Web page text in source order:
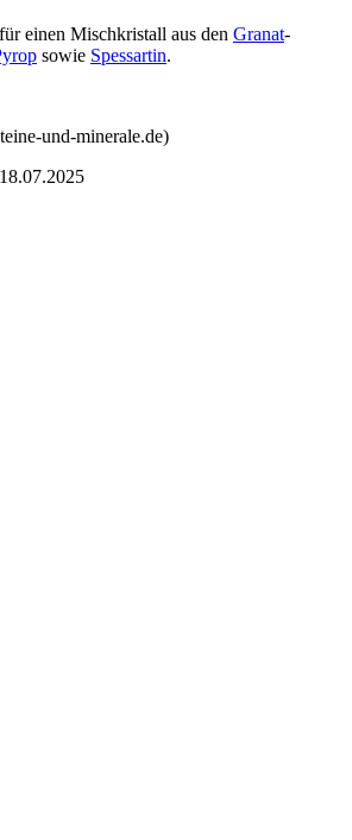
einen Mischkristall aus den Granat-
sowie Spessartin.
und-minerale.de)